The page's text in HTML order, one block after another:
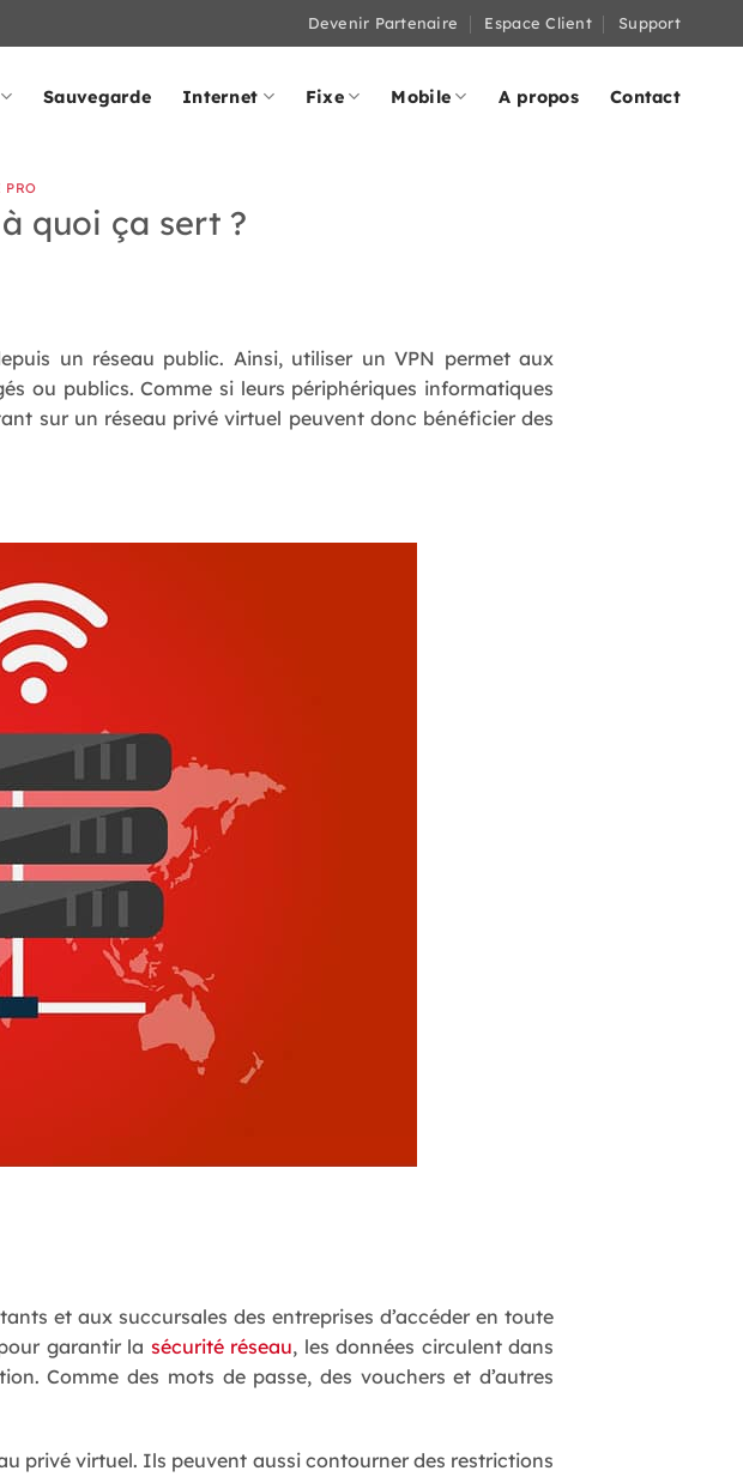
Devenir Partenaire Espace Client Support
Sauvegarde Internet Fixe Mobile A propos Contact
PRO
à quoi ça sert ?
un réseau public. Ainsi, utiliser un VPN permet aux
ou publics. Comme si leurs périphériques informatiques
sur un réseau privé virtuel peuvent donc bénéficier des
et aux succursales des entreprises d’accéder en toute
garantir la sécurité réseau, les données circulent dans
Comme des mots de passe, des vouchers et d’autres
privé virtuel. Ils peuvent aussi contourner des restrictions